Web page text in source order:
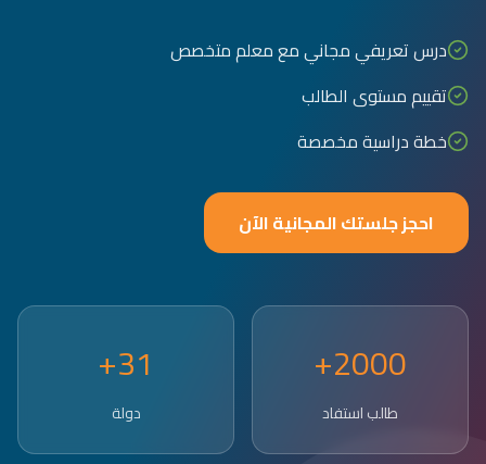
درس تعريفي مجاني مع معلم متخصص
تقييم مستوى الطالب
خطة دراسية مخصصة
احجز جلستك المجانية الآن
2000+
طالب استفاد
31+
دولة